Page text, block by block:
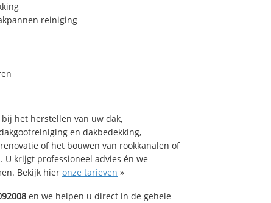
reiniging
het herstellen van uw dak,
en dakbedekking,
of het bouwen van rookkanalen of
U krijgt professioneel advies én we
Bekijk hier onze tarieven »
en we helpen u direct in de gehele